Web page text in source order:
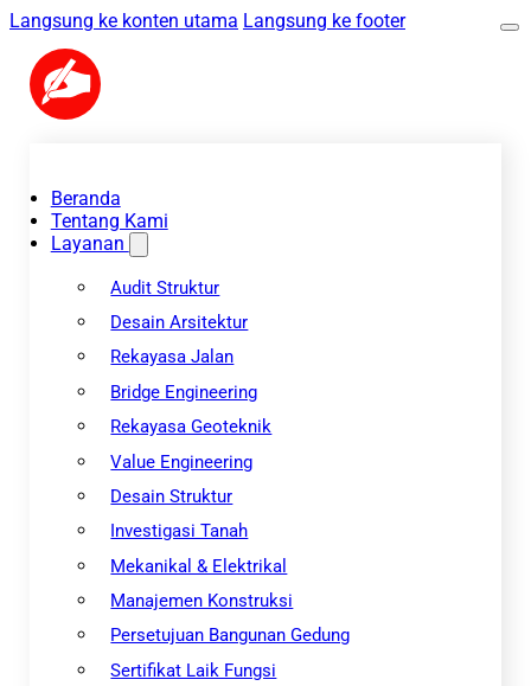
Langsung ke konten utama Langsung ke footer
Beranda
Tentang Kami
Layanan
Audit Struktur
Desain Arsitektur
Rekayasa Jalan
Bridge Engineering
Rekayasa Geoteknik
Value Engineering
Desain Struktur
Investigasi Tanah
Mekanikal & Elektrikal
Manajemen Konstruksi
Persetujuan Bangunan Gedung
Sertifikat Laik Fungsi